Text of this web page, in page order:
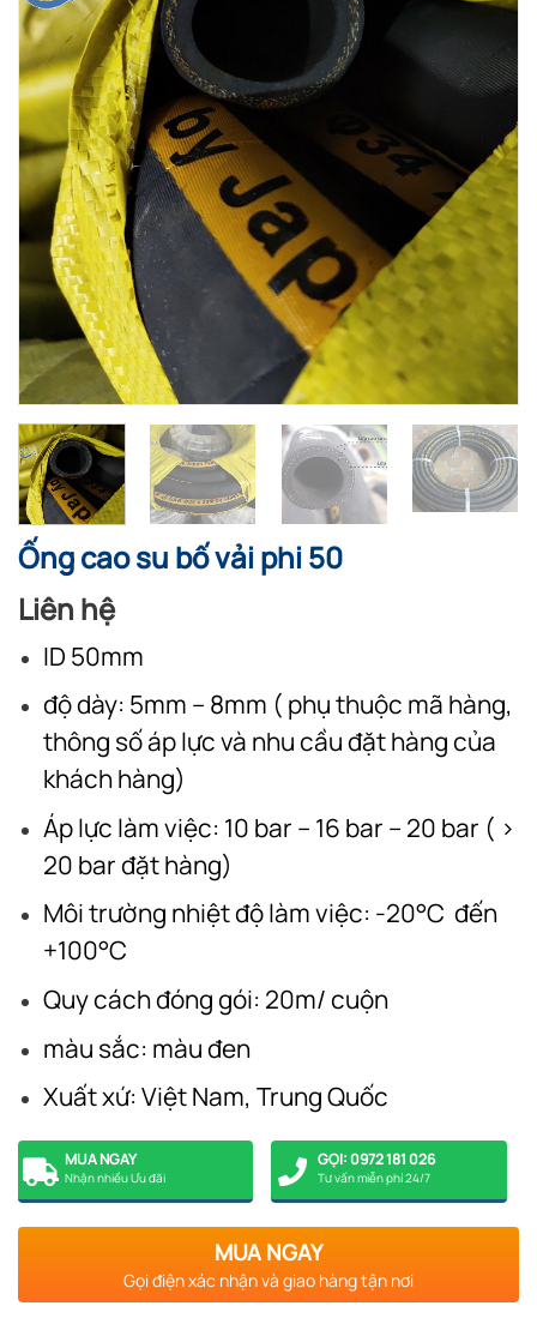
Ống cao su bố vải phi 50
Liên hệ
ID 50mm
độ dày: 5mm – 8mm ( phụ thuộc mã hàng,
thông số áp lực và nhu cầu đặt hàng của
khách hàng)
Áp lực làm việc: 10 bar – 16 bar – 20 bar ( >
20 bar đặt hàng)
Môi trường nhiệt độ làm việc: -20°C đến
+100°C
Quy cách đóng gói: 20m/ cuộn
màu sắc: màu đen
Xuất xứ: Việt Nam, Trung Quốc
MUA NGAY
Nhận nhiều Ưu đãi
GỌI: 0972 181 026
Tư vấn miễn phí 24/7
MUA NGAY
Gọi điện xác nhận và giao hàng tận nơi